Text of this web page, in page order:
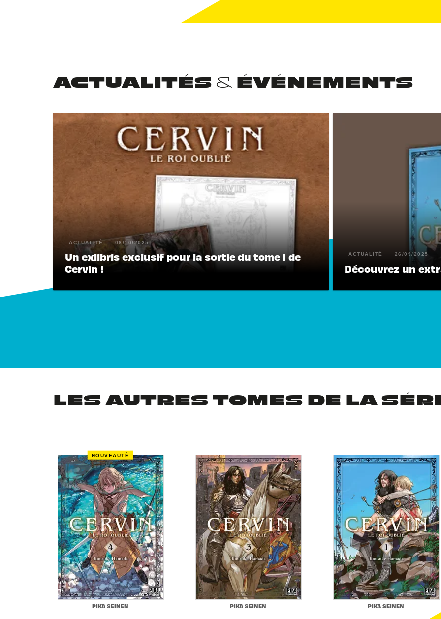
ACTUALITÉS & ÉVÉNEMENTS
ACTUALITÉ 08/10/2025
Un exlibris exclusif pour la sortie du tome 1 de
Cervin !
ACTUALITÉ 26/09/2025
Découvrez un
LES AUTRES TOMES DE LA
NOUVEAUTÉ
PIKA SEINEN PIKA SEINEN PIKA SEINEN